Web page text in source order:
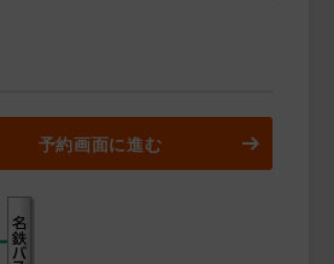
予約画面に進む